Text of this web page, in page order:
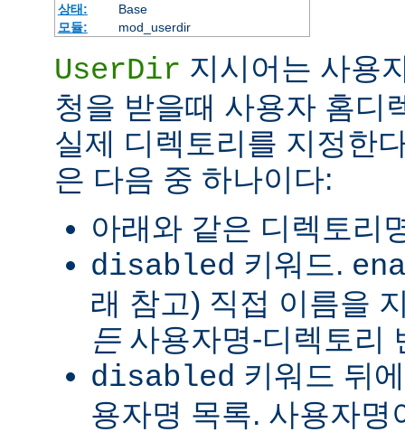
상태:
Base
모듈:
mod_userdir
UserDir 지시어는 사용
청을 받을때 사용자 홈디
실제 디렉토리를 지정한
은 다음 중 하나이다:
아래와 같은 디렉토리
disabled 키워드.
래 참고) 직접 이름을
든사용자명-디렉토리
disabled 키워드 뒤
용자명 목록. 사용자